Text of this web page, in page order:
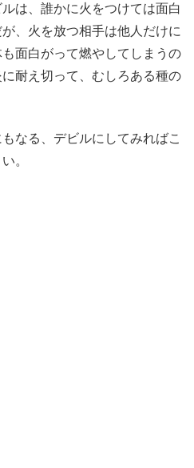
は、誰かに火をつけては面白
、火を放つ相手は他人だけに
面白がって燃やしてしまうの
耐え切って、むしろある種の
なる、デビルにしてみればこ
。